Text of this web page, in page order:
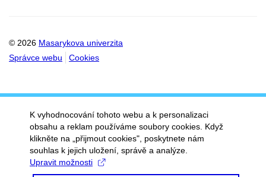
© 2026 Masarykova univerzita
Správce webu
Cookies
K vyhodnocování tohoto webu a k personalizaci
obsahu a reklam používáme soubory cookies. Když
klikněte na „přijmout cookies", poskytnete nám
souhlas k jejich uložení, správě a analýze.
Upravit možnosti